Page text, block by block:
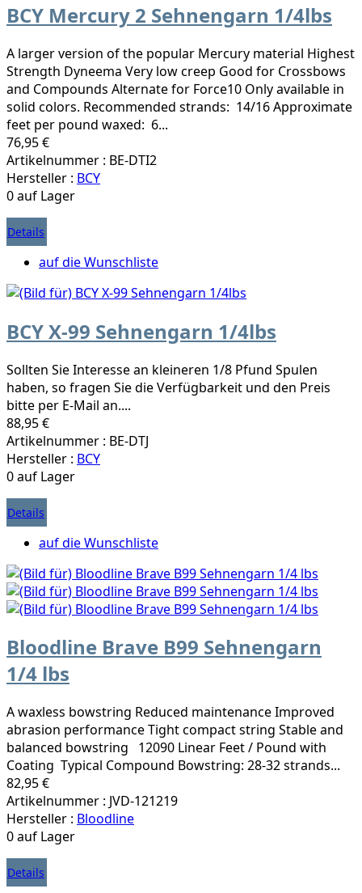
BCY Mercury 2 Sehnengarn 1/4lbs
A larger version of the popular Mercury material Highest
Strength Dyneema Very low creep Good for Crossbows
and Compounds Alternate for Force10 Only available in
solid colors. Recommended strands: 14/16 Approximate
feet per pound waxed: 6...
76,95 €
Artikelnummer : BE-DTI2
Hersteller : BCY
0 auf Lager
Details
auf die Wunschliste
BCY X-99 Sehnengarn 1/4lbs
Sollten Sie Interesse an kleineren 1/8 Pfund Spulen
haben, so fragen Sie die Verfügbarkeit und den Preis
bitte per E-Mail an....
88,95 €
Artikelnummer : BE-DTJ
Hersteller : BCY
0 auf Lager
Details
auf die Wunschliste
Bloodline Brave B99 Sehnengarn
1/4 lbs
A waxless bowstring Reduced maintenance Improved
abrasion performance Tight compact string Stable and
balanced bowstring 12090 Linear Feet / Pound with
Coating Typical Compound Bowstring: 28-32 strands...
82,95 €
Artikelnummer : JVD-121219
Hersteller : Bloodline
0 auf Lager
Details